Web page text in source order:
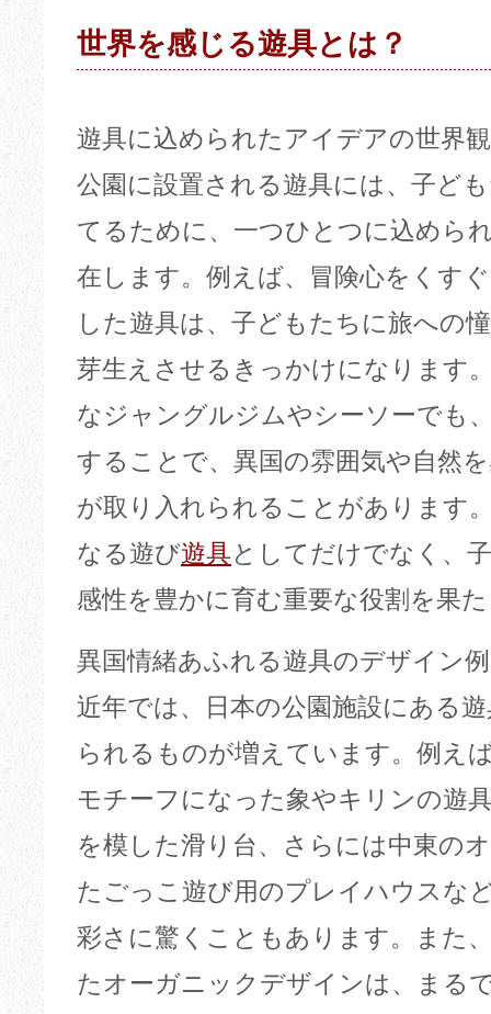
世界を感じる遊具とは？
遊具に込められたアイデアの世界観
公園に設置される遊具には、子ど
てるために、一つひとつに込めら
在します。例えば、冒険心をくす
した遊具は、子どもたちに旅への
芽生えさせるきっかけになります
なジャングルジムやシーソーでも
することで、異国の雰囲気や自然
が取り入れられることがあります
なる遊び遊具としてだけでなく、
感性を豊かに育む重要な役割を果
異国情緒あふれる遊具のデザイン例
近年では、日本の公園施設にある
られるものが増えています。例え
モチーフになった象やキリンの遊
を模した滑り台、さらには中東の
たごっこ遊び用のプレイハウスな
彩さに驚くこともあります。また
たオーガニックデザインは、まる